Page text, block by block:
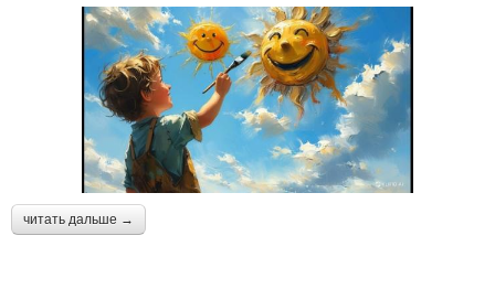
читать дальше →